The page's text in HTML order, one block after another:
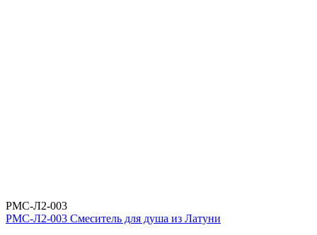
РМС-Л2-003
РМС-Л2-003 Смеситель для душа из Латуни